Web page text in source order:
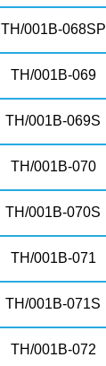
TH/001B-068SP
TH/001B-069
TH/001B-069S
TH/001B-070
TH/001B-070S
TH/001B-071
TH/001B-071S
TH/001B-072